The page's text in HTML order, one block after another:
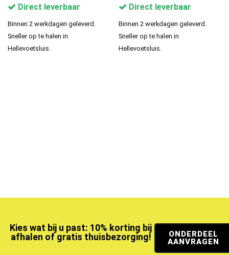
Direct leverbaar
Binnen 2 werkdagen geleverd.
Sneller op te halen in
Hellevoetsluis.
Direct leverbaar
Binnen 2 werkdagen geleverd.
Sneller op te halen in
Hellevoetsluis.
Kies wat bij u past: 10% korting bij
afhalen of gratis thuisbezorging!
ONDERDEEL
AANVRAGEN